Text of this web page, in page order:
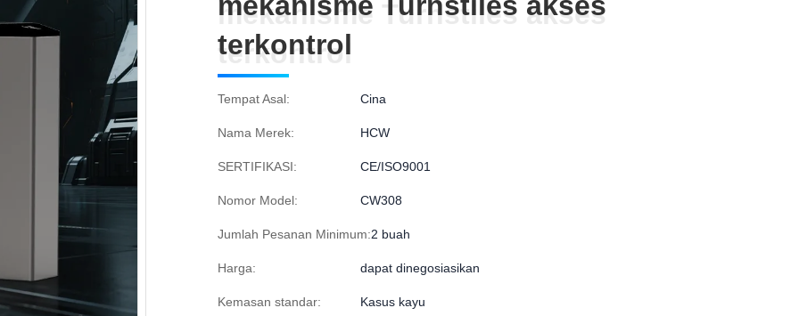
terkontrol
mekanisme Turnstiles akses
terkontrol
Tempat Asal: Cina
Nama Merek: HCW
SERTIFIKASI: CE/ISO9001
Nomor Model: CW308
Jumlah Pesanan Minimum:2 buah
Harga: dapat dinegosiasikan
Kemasan standar: Kasus kayu